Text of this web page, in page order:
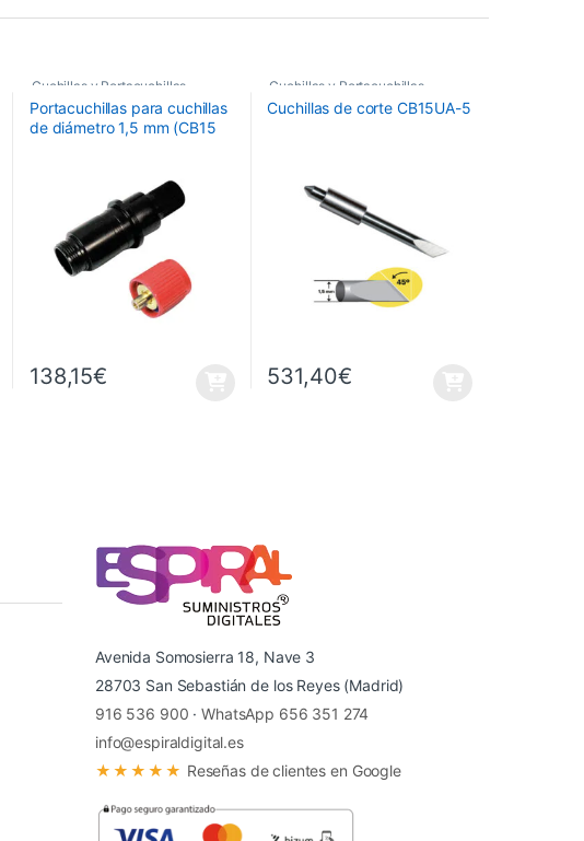
Cuchillas y Portacuchillas
Graphtec
Portacuchillas para cuchillas
de diámetro 1,5 mm (CB15
138,15€
Cuchillas y Portacuchillas
Graphtec
Cuchillas de corte CB15UA-5
531,40€
Avenida Somosierra 18, Nave 3
28703 San Sebastián de los Reyes (Madrid)
916 536 900 ·WhatsApp 656 351 274
info@espiraldigital.es
★★★★★ Reseñas de clientes en Google